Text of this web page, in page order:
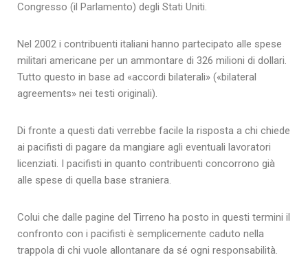
Congresso (il Parlamento) degli Stati Uniti.
Nel 2002 i contribuenti italiani hanno partecipato alle spese
militari americane per un ammontare di 326 milioni di dollari.
Tutto questo in base ad «accordi bilaterali» («bilateral
agreements» nei testi originali).
Di fronte a questi dati verrebbe facile la risposta a chi chiede
ai pacifisti di pagare da mangiare agli eventuali lavoratori
licenziati. I pacifisti in quanto contribuenti concorrono già
alle spese di quella base straniera.
Colui che dalle pagine del Tirreno ha posto in questi termini il
confronto con i pacifisti è semplicemente caduto nella
trappola di chi vuole allontanare da sé ogni responsabilità.